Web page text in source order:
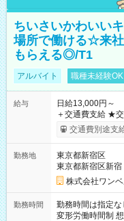
ちいさいかわいい
場所で働ける☆来
もらえる◎/T1
アルバイト 職種未経験OK
給与
日給13,000円～
＋交通費支給 ★交通費全額支給！ ┗案件により規定あり ★日払
いOK！（規定あ
ンビニATMから 日払
交通費別途支
勤務地
東京都新宿区
東京都新宿区新宿
株式会社ワン
勤務時間
勤務時間は指定な
変形労働時間制 想定労働時